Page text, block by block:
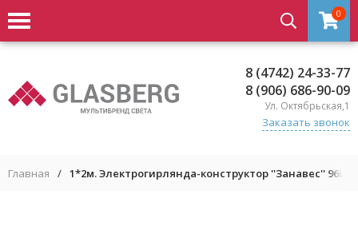
0
8 (4742) 24-33-77
8 (906) 686-90-09
Ул. Октябрьская,1
Заказать звонок
Главная / 1*2м. Электрогирлянда-конструктор ''Занавес'' 96LED